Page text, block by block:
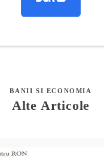
BANII SI ECONOMIA
Alte Articole